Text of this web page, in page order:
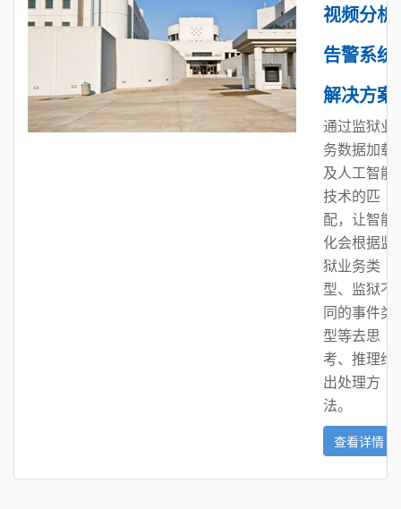
视频分析
告警系统
解决方案
通过监狱业
务数据加载
及人工智能
技术的匹
配，让智能
化会根据监
狱业务类
型、监狱不
同的事件类
型等去思
考、推理给
出处理方
法。
查看详情